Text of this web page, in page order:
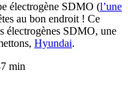
électrogène SDMO (l’une
au bon endroit ! Ce
électrogènes SDMO, une
Hyundai.
min